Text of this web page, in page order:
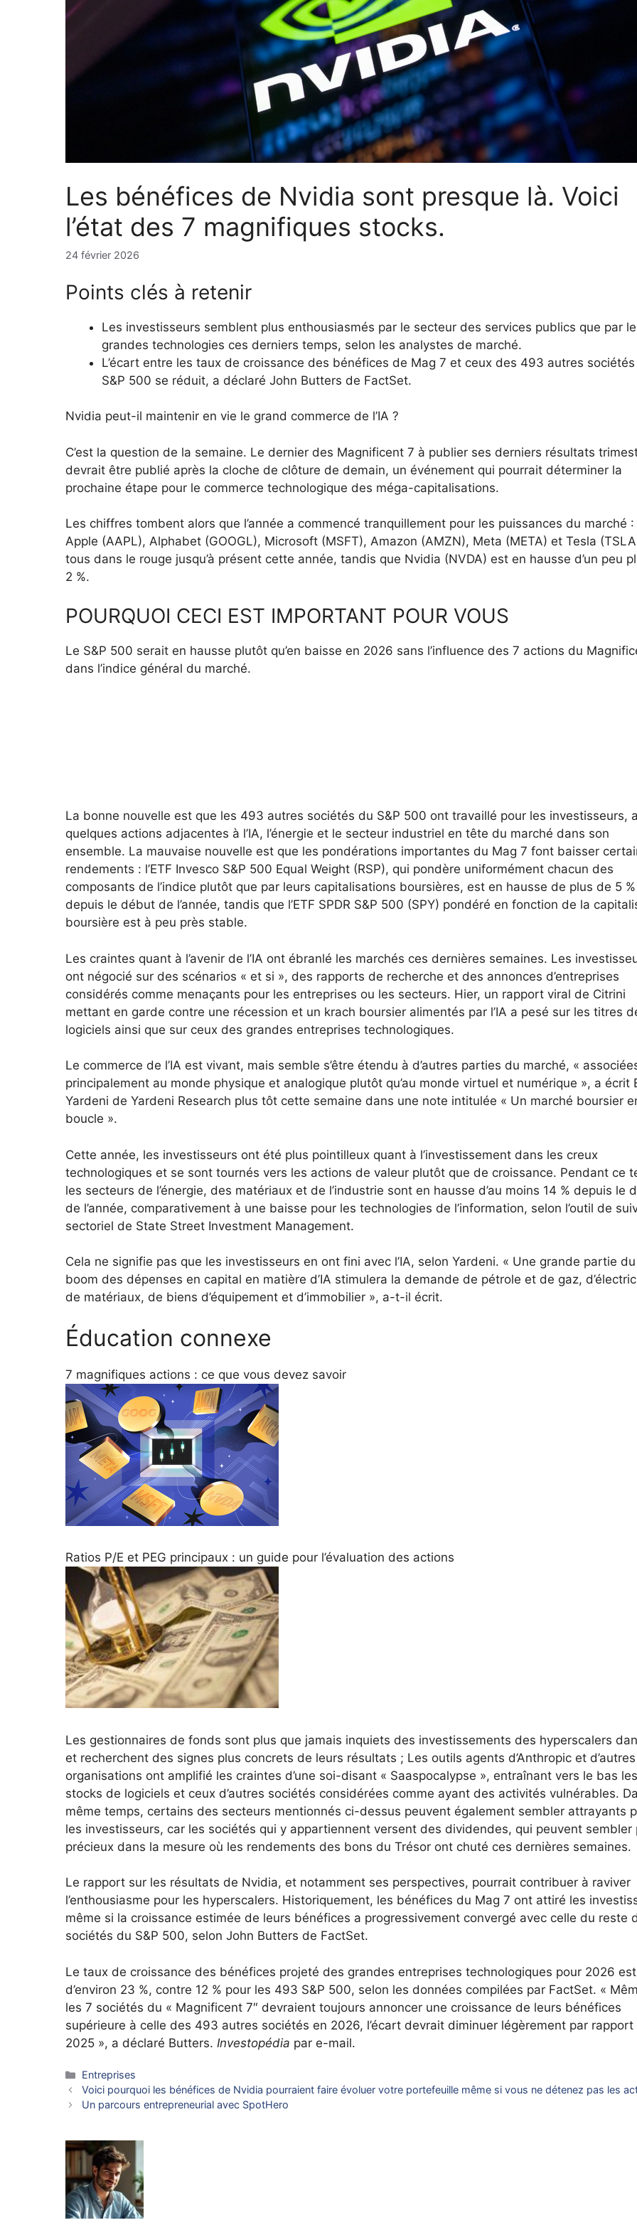
Les bénéfices de Nvidia sont presque là. Voici
l’état des 7 magnifiques stocks.
24 février 2026
Points clés à retenir
Les investisseurs semblent plus enthousiasmés par le secteur des services publics que par
grandes technologies ces derniers temps, selon les analystes de marché.
L’écart entre les taux de croissance des bénéfices de Mag 7 et ceux des 493 autres
S&P 500 se réduit, a déclaré John Butters de FactSet.
Nvidia peut-il maintenir en vie le grand commerce de l’IA ?
C’est la question de la semaine. Le dernier des Magnificent 7 à publier ses derniers résultats
devrait être publié après la cloche de clôture de demain, un événement qui pourrait déterminer la
prochaine étape pour le commerce technologique des méga-capitalisations.
Les chiffres tombent alors que l’année a commencé tranquillement pour les puissances du marché :
Apple (AAPL), Alphabet (GOOGL), Microsoft (MSFT), Amazon (AMZN), Meta (META) et Tesla
tous dans le rouge jusqu’à présent cette année, tandis que Nvidia (NVDA) est en hausse d’un peu
2 %.
POURQUOI CECI EST IMPORTANT POUR VOUS
Le S&P 500 serait en hausse plutôt qu’en baisse en 2026 sans l’influence des 7 actions du
dans l’indice général du marché.
La bonne nouvelle est que les 493 autres sociétés du S&P 500 ont travaillé pour les investisseurs,
quelques actions adjacentes à l’IA, l’énergie et le secteur industriel en tête du marché dans son
ensemble. La mauvaise nouvelle est que les pondérations importantes du Mag 7 font baisser
rendements : l’ETF Invesco S&P 500 Equal Weight (RSP), qui pondère uniformément chacun des
composants de l’indice plutôt que par leurs capitalisations boursières, est en hausse de plus de 5 %
depuis le début de l’année, tandis que l’ETF SPDR S&P 500 (SPY) pondéré en fonction de la
boursière est à peu près stable.
Les craintes quant à l’avenir de l’IA ont ébranlé les marchés ces dernières semaines. Les
ont négocié sur des scénarios « et si », des rapports de recherche et des annonces d’entreprises
considérés comme menaçants pour les entreprises ou les secteurs. Hier, un rapport viral de Citrini
mettant en garde contre une récession et un krach boursier alimentés par l’IA a pesé sur les titres
logiciels ainsi que sur ceux des grandes entreprises technologiques.
Le commerce de l’IA est vivant, mais semble s’être étendu à d’autres parties du marché, «
principalement au monde physique et analogique plutôt qu’au monde virtuel et numérique », a écrit
Yardeni de Yardeni Research plus tôt cette semaine dans une note intitulée « Un marché boursier
boucle ».
Cette année, les investisseurs ont été plus pointilleux quant à l’investissement dans les creux
technologiques et se sont tournés vers les actions de valeur plutôt que de croissance. Pendant ce
les secteurs de l’énergie, des matériaux et de l’industrie sont en hausse d’au moins 14 % depuis le
de l’année, comparativement à une baisse pour les technologies de l’information, selon l’outil de
sectoriel de State Street Investment Management.
Cela ne signifie pas que les investisseurs en ont fini avec l’IA, selon Yardeni. « Une grande partie du
boom des dépenses en capital en matière d’IA stimulera la demande de pétrole et de gaz,
de matériaux, de biens d’équipement et d’immobilier », a-t-il écrit.
Éducation connexe
7 magnifiques actions : ce que vous devez savoir
Ratios P/E et PEG principaux : un guide pour l’évaluation des actions
Les gestionnaires de fonds sont plus que jamais inquiets des investissements des hyperscalers
et recherchent des signes plus concrets de leurs résultats ; Les outils agents d’Anthropic et d’autres
organisations ont amplifié les craintes d’une soi-disant « Saaspocalypse », entraînant vers le bas les
stocks de logiciels et ceux d’autres sociétés considérées comme ayant des activités vulnérables.
même temps, certains des secteurs mentionnés ci-dessus peuvent également sembler attrayants
les investisseurs, car les sociétés qui y appartiennent versent des dividendes, qui peuvent sembler
précieux dans la mesure où les rendements des bons du Trésor ont chuté ces dernières semaines.
Le rapport sur les résultats de Nvidia, et notamment ses perspectives, pourrait contribuer à raviver
l’enthousiasme pour les hyperscalers. Historiquement, les bénéfices du Mag 7 ont attiré les
même si la croissance estimée de leurs bénéfices a progressivement convergé avec celle du reste
sociétés du S&P 500, selon John Butters de FactSet.
Le taux de croissance des bénéfices projeté des grandes entreprises technologiques pour 2026 est
d’environ 23 %, contre 12 % pour les 493 S&P 500, selon les données compilées par FactSet. «
les 7 sociétés du « Magnificent 7″ devraient toujours annoncer une croissance de leurs bénéfices
supérieure à celle des 493 autres sociétés en 2026, l’écart devrait diminuer légèrement par rapport
2025 », a déclaré Butters. Investopédia par e-mail.
Catégories
Entreprises
Voici pourquoi les bénéfices de Nvidia pourraient faire évoluer votre portefeuille même si vous ne détenez pas les
Un parcours entrepreneurial avec SpotHero